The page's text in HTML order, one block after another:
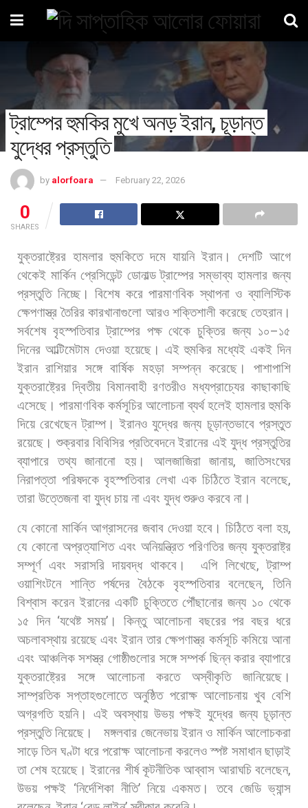
ট্রাম্পের হুমকির মুখে অনড় ইরান, চূড়ান্ত
যুদ্ধের প্রস্তুতি
by alorfoara February 22, 2026
0
SHARES
যুক্তরাষ্ট্রের হামলার হুমকিতে দমে যায়নি ইরান। দেশটি আগে
থেকেই মার্কিন প্রেসিডেন্ট ডোনাল্ড ট্রাম্পের সম্ভাব্য হামলার জন্য
প্রস্তুতি নিচ্ছে। বিশেষ করে পারমাণবিক স্থাপনা ও ব্যালিস্টিক
ক্ষেপণাস্ত্র তৈরির কারখানাগুলো আরও শক্তিশালী করেছে তেহরান।
সর্বশেষ বৃহস্পতিবার ট্রাম্পের পক্ষ থেকে চুক্তির জন্য ১০–১৫
দিনের আল্টিমেটাম দেওয়া হয়েছে। এই হুমকির মধ্যেই একই দিন
ইরান রাশিয়ার সঙ্গে বার্ষিক মহড়া সম্পন্ন করেছে।
পাশাপাশি
যুক্তরাষ্ট্রের দ্বিতীয় বিমানবাহী রণতরীও মধ্যপ্রাচ্যের কাছাকাছি
এসেছে। পারমাণবিক কর্মসূচির আলোচনা ব্যর্থ হলেই হামলার হুমকি
দিয়ে রেখেছেন ট্রাম্প। ইরানও যুদ্ধের জন্য চূড়ান্তভাবে প্রস্তুত
রয়েছে। শুক্রবার বিবিসির প্রতিবেদনে ইরানের এই যুদ্ধ প্রস্তুতির
ব্যাপারে
তথ্য জানানো হয়। আলজাজিরা জানায়,জাতিসংঘের
নিরাপত্তা পরিষদকে বৃহস্পতিবার লেখা এক চিঠিতে ইরান বলেছে,
তারা উত্তেজনা বা যুদ্ধ চায় না এবং যুদ্ধ শুরুও করবে না।
যে কোনো মার্কিন আগ্রাসনের জবাব দেওয়া হবে। চিঠিতে বলা হয়,
যে কোনো অপ্রত্যাশিত এবং অনিয়ন্ত্রিত পরিণতির জন্য যুক্তরাষ্ট্র
সম্পূর্ণ এবং সরাসরি দায়বদ্ধ থাকবে। এপি লিখেছে,ট্রাম্প
ওয়াশিংটনে
শান্তি পর্ষদের বৈঠকে বৃহস্পতিবার বলেছেন,তিনি
বিশ্বাস করেন ইরানের একটি চুক্তিতে পৌঁছানোর জন্য ১০ থেকে
১৫ দিন‘যথেষ্ট সময়’ । কিন্তু আলোচনা বছরের পর বছর ধরে
অচলাবস্থায় রয়েছে এবং ইরান তার ক্ষেপণাস্ত্র কর্মসূচি কমিয়ে আনা
এবং আঞ্চলিক সশস্ত্র গোষ্ঠীগুলোর সঙ্গে সম্পর্ক ছিন্ন করার ব্যাপারে
যুক্তরাষ্ট্রের
সঙ্গে আলোচনা করতে অস্বীকৃতি
জানিয়েছে।
সাম্প্রতিক সপ্তাহগুলোতে অনুষ্ঠিত পরোক্ষ আলোচনায় খুব বেশি
অগ্রগতি হয়নি। এই অবস্থায় উভয় পক্ষই যুদ্ধের জন্য চূড়ান্ত
প্রস্তুতি নিয়েছে। মঙ্গলবার জেনেভায় ইরান ও মার্কিন আলোচকরা
সাড়ে তিন ঘণ্টা ধরে পরোক্ষ আলোচনা করলেও স্পষ্ট সমাধান ছাড়াই
তা শেষ হয়েছে। ইরানের শীর্ষ কূটনীতিক আব্বাস আরাঘচি বলেছেন,
উভয় পক্ষই ‘নির্দেশিকা নীতি’ নিয়ে একমত। তবে জেডি ভ্যান্স